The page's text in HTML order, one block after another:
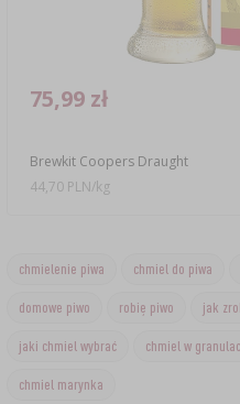
Brewkit Coopers Draught
75,99 zł
44,70 PLN/kg
chmielenie piwa chmiel do piwa
domowe piwo robię piwo jak
jaki chmiel wybrać chmiel w
chmiel marynka